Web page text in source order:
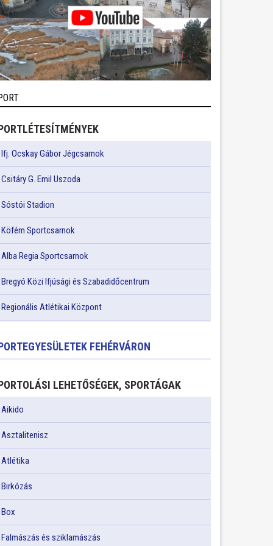
Ifj. Ocskay Gábor Jégcsarnok
Csitáry G. Emil Uszoda
Sóstói Stadion
Köfém Sportcsarnok
Alba Regia Sportcsarnok
Bregyó Közi Ifjúsági és Szabadidőcentrum
Regionális Atlétikai Központ
FEHÉRVÁRON
LEHETŐSÉGEK, SPORTÁGAK
Aikido
Asztalitenisz
Atlétika
Birkózás
Box
Falmászás és sziklamászás